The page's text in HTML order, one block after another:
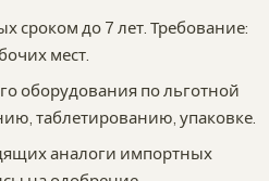
сроком до 7 лет. Требование:
мест.
оборудования по льготной
таблетированию, упаковке.
аналоги импортных